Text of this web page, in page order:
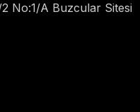
No:1/A Buzcular Sitesi